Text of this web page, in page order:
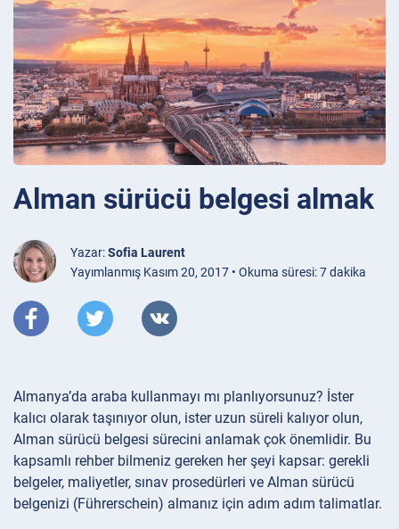
Alman sürücü belgesi almak
Yazar:Sofia Laurent
Yayımlanmış Kasım 20, 2017 • Okuma süresi: 7 dakika
Almanya’da araba kullanmayı mı planlıyorsunuz? İster
kalıcı olarak taşınıyor olun, ister uzun süreli kalıyor olun,
Alman sürücü belgesi sürecini anlamak çok önemlidir. Bu
kapsamlı rehber bilmeniz gereken her şeyi kapsar: gerekli
belgeler, maliyetler, sınav prosedürleri ve Alman sürücü
belgenizi (Führerschein) almanız için adım adım talimatlar.